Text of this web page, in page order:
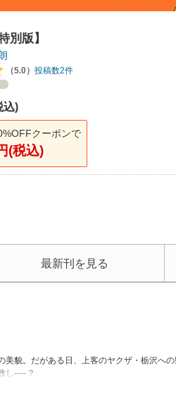
別版】
（5.0） 投稿数2件
込)
クーポンで
(税込)
最新刊を見る
貌。だがある日、上客のヤクザ・栃沢へ
し──？
遊び慣れた男の征服欲を刺激する。二人の